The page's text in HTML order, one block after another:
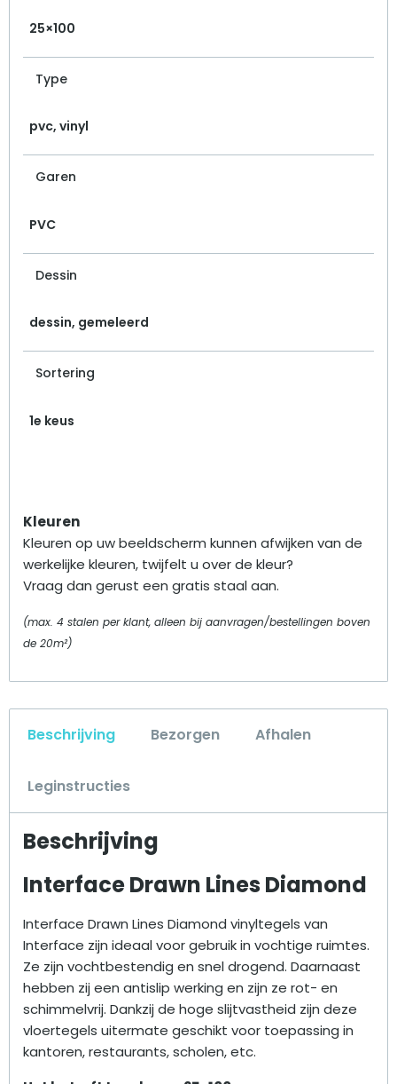
Beschrijving Bezorgen Afhalen
Leginstructies
Beschrijving
Interface Drawn Lines Diamond
Interface Drawn Lines Diamond vinyltegels van
Interface zijn ideaal voor gebruik in vochtige ruimtes.
Ze zijn vochtbestendig en snel drogend. Daarnaast
hebben zij een antislip werking en zijn ze rot- en
schimmelvrij. Dankzij de hoge slijtvastheid zijn deze
vloertegels uitermate geschikt voor toepassing in
kantoren, restaurants, scholen, etc.
25×100
Type
pvc, vinyl
Garen
PVC
Dessin
dessin, gemeleerd
Sortering
1e keus
Kleuren
Kleuren op uw beeldscherm kunnen afwijken van de
werkelijke kleuren, twijfelt u over de kleur?
Vraag dan gerust een gratis staal aan.
(max. 4 stalen per klant, alleen bij aanvragen/bestellingen boven
de 20m²)